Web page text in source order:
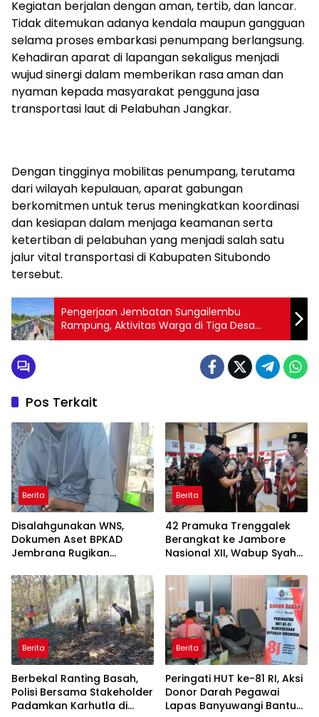
Kegiatan berjalan dengan aman, tertib, dan lancar.
Tidak ditemukan adanya kendala maupun gangguan
selama proses embarkasi penumpang berlangsung.
Kehadiran aparat di lapangan sekaligus menjadi
wujud sinergi dalam memberikan rasa aman dan
nyaman kepada masyarakat pengguna jasa
transportasi laut di Pelabuhan Jangkar.
Dengan tingginya mobilitas penumpang, terutama
dari wilayah kepulauan, aparat gabungan
berkomitmen untuk terus meningkatkan koordinasi
dan kesiapan dalam menjaga keamanan serta
ketertiban di pelabuhan yang menjadi salah satu
jalur vital transportasi di Kabupaten Situbondo
tersebut.
Pengerjaan Jembatan Sungailembu
Rampung, Aktivitas Warga di Tiga Desa
Pesanggaran Banyuwangi Kembali Normal
Pos Terkait
Berita
Disalahgunakan WNS,
Dokumen Aset BPKAD
Jembrana Rugikan
Berita
42 Pramuka Trenggalek
Berangkat ke Jambore
Nasional XII, Wabup Syah
Daerah
Berita
Berbekal Ranting Basah,
Polisi Bersama Stakeholder
Padamkan Karhutla di
Berita
Peringati HUT ke-81 RI, Aksi
Donor Darah Pegawai
Lapas Banyuwangi Bantu